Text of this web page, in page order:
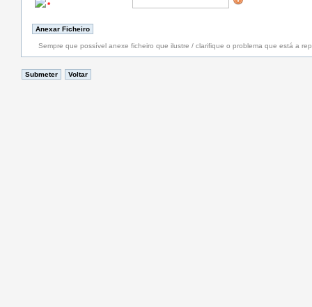
*
Sempre que possível anexe ficheiro que ilustre / clarifique o problema que está a